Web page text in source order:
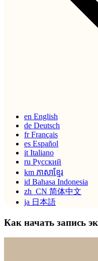
en English
de Deutsch
fr Français
es Español
it Italiano
ru Русский
km ភាសាខ្មែរ
id Bahasa Indonesia
zh_CN 简体中文
ja 日本語
Как начать запись